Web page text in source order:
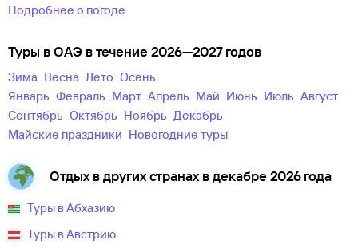
Подробнее о погоде
Туры в ОАЭ в течение 2026—2027 годов
зима весна лето
осень
Январь
Февраль Март Апрель Май Июнь Июль
Август
Сентябрь
Октябрь Ноябрь
Декабрь
майские праздники
новогодние туры
Отдых в других странах в декабре 2026 года
Туры в Абхазию
Туры в Австрию